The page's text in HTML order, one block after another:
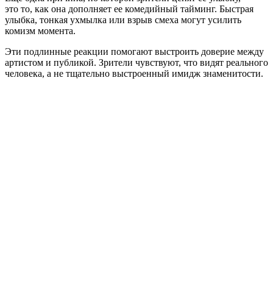
это то, как она дополняет ее комедийный тайминг. Быстрая
улыбка, тонкая ухмылка или взрыв смеха могут усилить
комизм момента.
Эти подлинные реакции помогают выстроить доверие между
артистом и публикой. Зрители чувствуют, что видят реального
человека, а не тщательно выстроенный имидж знаменитости.